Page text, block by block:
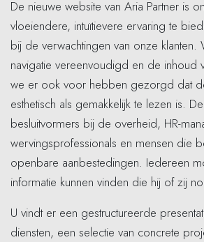
De nieuwe website van Aria Partner is
vloeiendere, intuïtievere ervaring te
bij de verwachtingen van onze
navigatie vereenvoudigd en de inhoud
we er ook voor hebben gezorgd dat
esthetisch als gemakkelijk te lezen is.
besluitvormers bij de overheid, HR-
wervingsprofessionals en mensen die
openbare aanbestedingen. Iedereen
informatie kunnen vinden die hij of zij
U vindt er een gestructureerde
diensten, een selectie van concrete